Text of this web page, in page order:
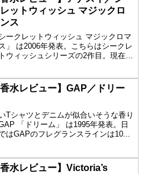
ットウィッシュ マジックロ
ス
シークレットウィッシュ マジックロマ
」 は2006年発表。こちらはシークレ
ウィッシュシリーズの2作目。現在は
香水レビュー】GAP／ドリー
Tシャツとデニムが似合いそうな香り
「ドリーム」 は1995年発表。日
はGAPのフレグランスラインは10...
香水レビュー】Victoria’s